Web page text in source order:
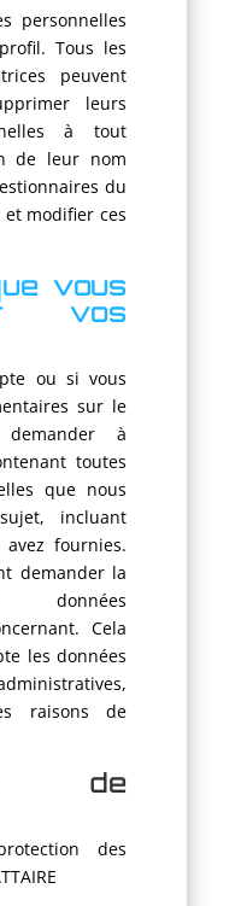
personnelles
Tous les
peuvent
leurs
à tout
de leur nom
du
modifier ces
vous
vos
ou si vous
sur le
à
toutes
que nous
incluant
fournies.
demander la
données
Cela
les données
raisons de
de
des